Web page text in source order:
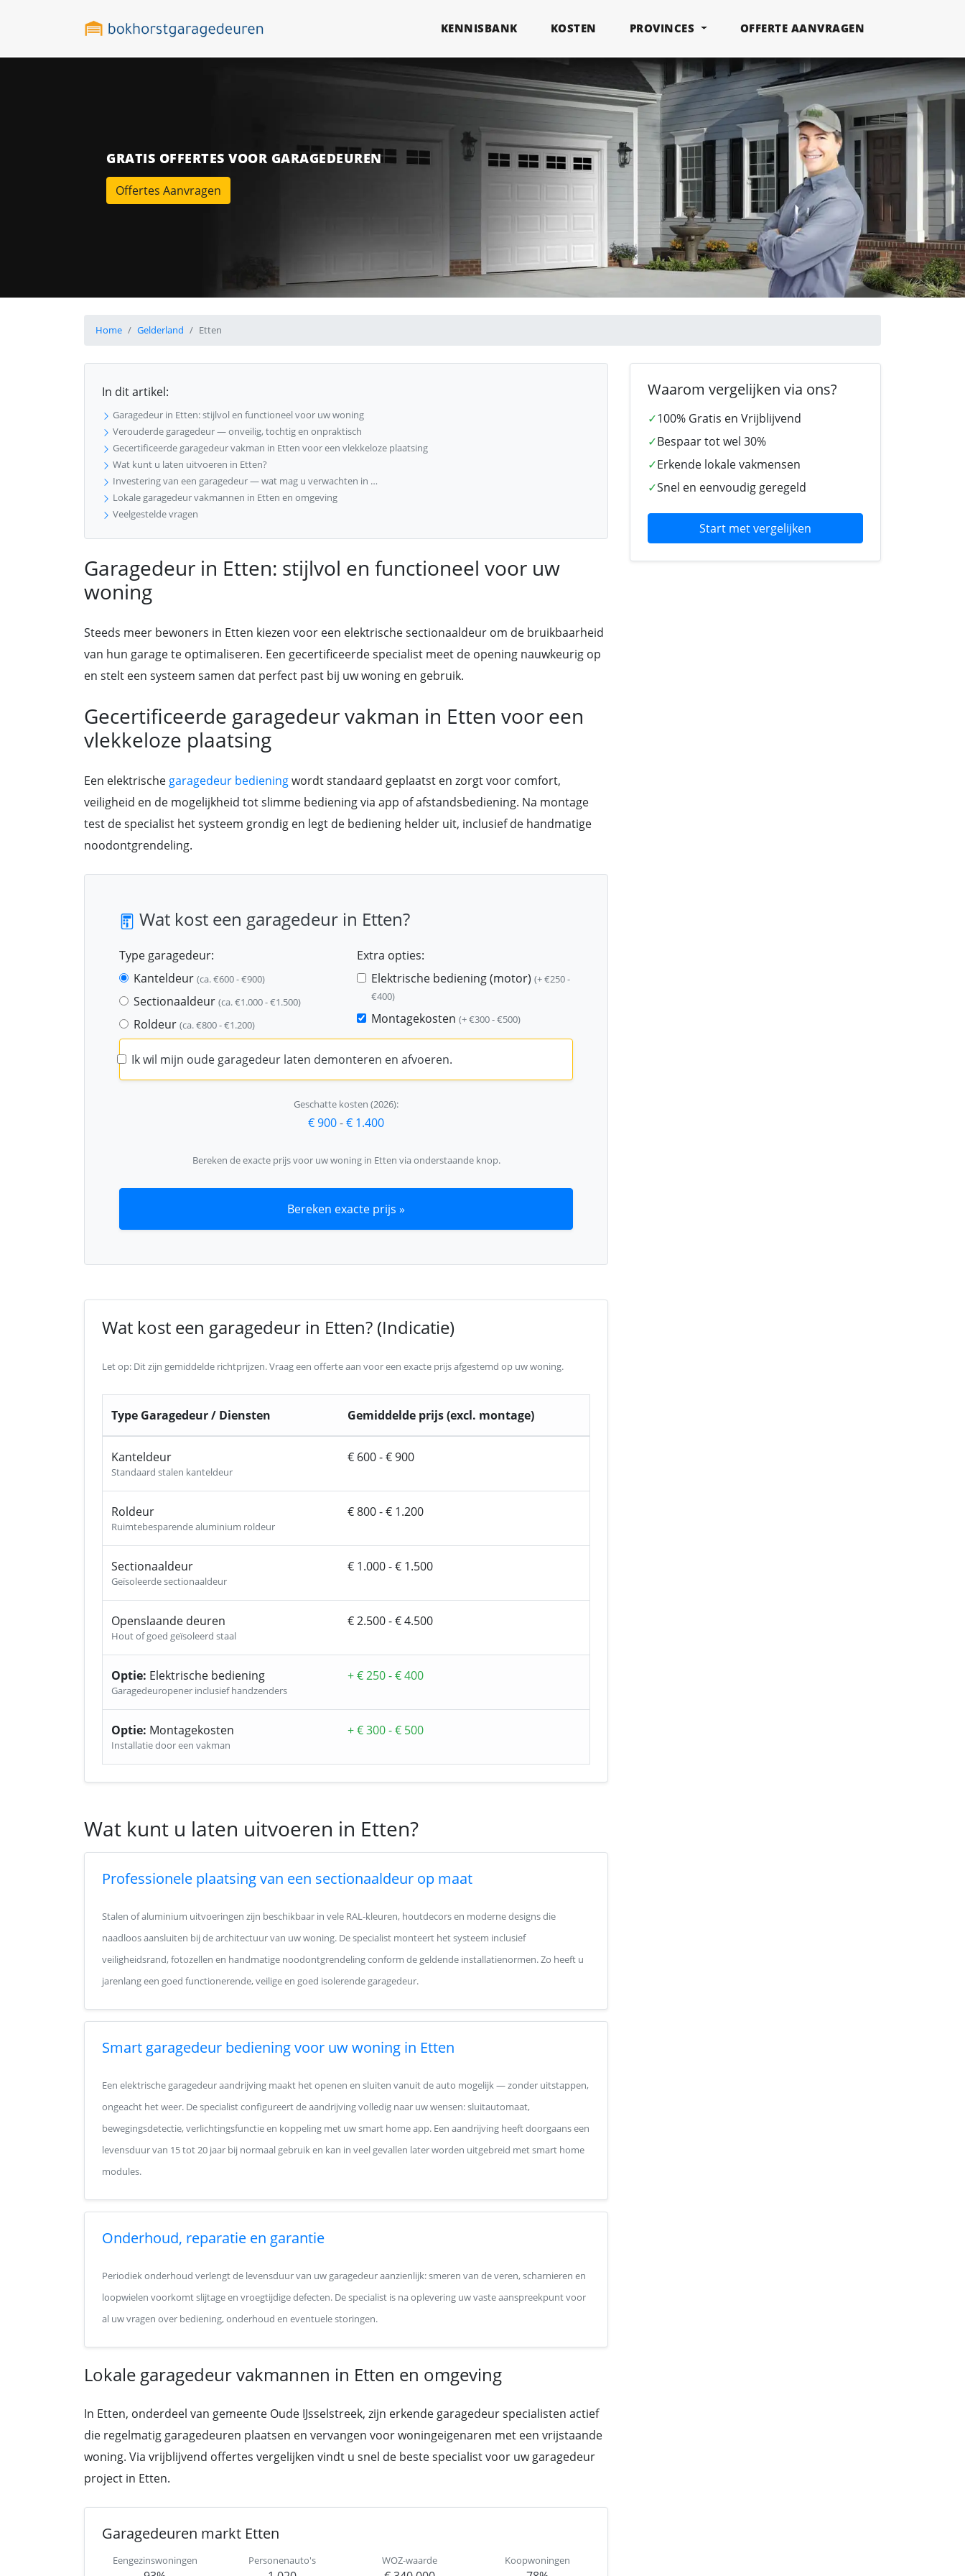
KENNISBANK KOSTEN PROVINCES OFFERTE AANVRAGEN
GRATIS OFFERTES VOOR GARAGEDEUREN
Offertes Aanvragen
Home Gelderland Etten
In dit artikel:
Garagedeur in Etten: stijlvol en functioneel voor uw woning
Verouderde garagedeur — onveilig, tochtig en onpraktisch
Gecertificeerde garagedeur vakman in Etten voor een vlekkeloze plaatsing
Wat kunt u laten uitvoeren in Etten?
Investering van een garagedeur — wat mag u verwachten in …
Lokale garagedeur vakmannen in Etten en omgeving
Veelgestelde vragen
Garagedeur in Etten: stijlvol en functioneel voor uw
woning
Steeds meer bewoners in Etten kiezen voor een elektrische sectionaaldeur om de bruikbaarheid
van hun garage te optimaliseren. Een gecertificeerde specialist meet de opening nauwkeurig op
en stelt een systeem samen dat perfect past bij uw woning en gebruik.
Gecertificeerde garagedeur vakman in Etten voor een
vlekkeloze plaatsing
Een elektrische garagedeur bedieningwordt standaard geplaatst en zorgt voor comfort,
veiligheid en de mogelijkheid tot slimme bediening via app of afstandsbediening. Na montage
test de specialist het systeem grondig en legt de bediening helder uit, inclusief de handmatige
noodontgrendeling.
Wat kost een garagedeur in Etten?
Type garagedeur:
Kanteldeur (ca. €600 - €900)
Sectionaaldeur (ca. €1.000 - €1.500)
Roldeur (ca. €800 - €1.200)
Extra opties:
Elektrische bediening (motor) (+ €250 -
€400)
Montagekosten (+ €300 - €500)
Ik wil mijn oude garagedeur laten demonteren en afvoeren.
Geschatte kosten (2026):
€ 900-€ 1.400
Bereken de exacte prijs voor uw woning in Etten via onderstaande knop.
Bereken exacte prijs »
Wat kost een garagedeur in Etten? (Indicatie)
Let op: Dit zijn gemiddelde richtprijzen. Vraag een offerte aan voor een exacte prijs afgestemd op uw woning.
Type Garagedeur / Diensten Gemiddelde prijs (excl. montage)
Kanteldeur
Standaard stalen kanteldeur
€ 600 - € 900
Roldeur
Ruimtebesparende aluminium roldeur
€ 800 - € 1.200
Sectionaaldeur
Geïsoleerde sectionaaldeur
€ 1.000 - € 1.500
Openslaande deuren
Hout of goed geïsoleerd staal
€ 2.500 - € 4.500
Optie: Elektrische bediening
Garagedeuropener inclusief handzenders
+ € 250 - € 400
Optie: Montagekosten
Installatie door een vakman
+ € 300 - € 500
Wat kunt u laten uitvoeren in Etten?
Professionele plaatsing van een sectionaaldeur op maat
Stalen of aluminium uitvoeringen zijn beschikbaar in vele RAL-kleuren, houtdecors en moderne designs die
naadloos aansluiten bij de architectuur van uw woning. De specialist monteert het systeem inclusief
veiligheidsrand, fotozellen en handmatige noodontgrendeling conform de geldende installatienormen. Zo heeft u
jarenlang een goed functionerende, veilige en goed isolerende garagedeur.
Smart garagedeur bediening voor uw woning in Etten
Een elektrische garagedeur aandrijving maakt het openen en sluiten vanuit de auto mogelijk — zonder uitstappen,
ongeacht het weer. De specialist configureert de aandrijving volledig naar uw wensen: sluitautomaat,
bewegingsdetectie, verlichtingsfunctie en koppeling met uw smart home app. Een aandrijving heeft doorgaans een
levensduur van 15 tot 20 jaar bij normaal gebruik en kan in veel gevallen later worden uitgebreid met smart home
modules.
Onderhoud, reparatie en garantie
Periodiek onderhoud verlengt de levensduur van uw garagedeur aanzienlijk: smeren van de veren, scharnieren en
loopwielen voorkomt slijtage en vroegtijdige defecten. De specialist is na oplevering uw vaste aanspreekpunt voor
al uw vragen over bediening, onderhoud en eventuele storingen.
Lokale garagedeur vakmannen in Etten en omgeving
In Etten, onderdeel van gemeente Oude IJsselstreek, zijn erkende garagedeur specialisten actief
die regelmatig garagedeuren plaatsen en vervangen voor woningeigenaren met een vrijstaande
woning. Via vrijblijvend offertes vergelijken vindt u snel de beste specialist voor uw garagedeur
project in Etten.
Garagedeuren markt Etten
Eengezinswoningen Personenauto's WOZ-waarde Koopwoningen
Waarom vergelijken via ons?
✓100% Gratis en Vrijblijvend
✓Bespaar tot wel 30%
✓Erkende lokale vakmensen
✓Snel en eenvoudig geregeld
Start met vergelijken